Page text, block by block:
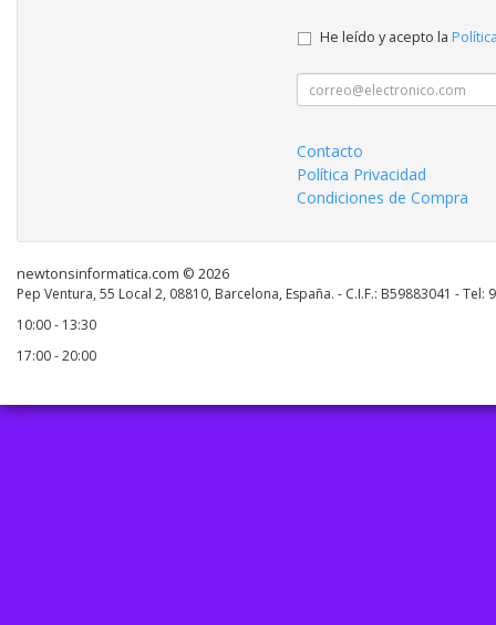
He leído y acepto la
Contacto
Política Privacidad
Condiciones de Compra
newtonsinformatica.com © 2026
Pep Ventura, 55 Local 2, 08810, Barcelona, España. - C.I.F.: B59883041 - Tel:
10:00 - 13:30
17:00 - 20:00